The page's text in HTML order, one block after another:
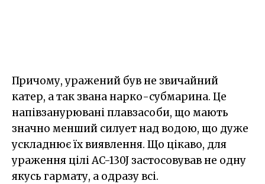
Причому, уражений був не звичайний
катер, а так звана нарко-субмарина. Це
напівзанурювані плавзасоби, що мають
значно менший силует над водою, що дуже
ускладнює їх виявлення. Що цікаво, для
ураження цілі AC-130J застосовував не одну
якусь гармату, а одразу всі.